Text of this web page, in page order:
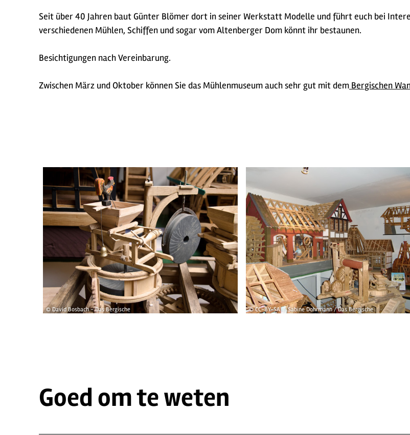
Seit über 40 Jahren baut Günter Blömer dort in seiner Werkstatt Modelle und führt euch bei
verschiedenen Mühlen, Schiffen und sogar vom Altenberger Dom könnt ihr bestaunen.
Besichtigungen nach Vereinbarung.
Zwischen März und Oktober können Sie das Mühlenmuseum auch sehr gut mit dem Bergischen
© David Bosbach - Das Bergische © CC-BY-SA | Sabine Dohrmann / Das Bergische
Goed om te weten